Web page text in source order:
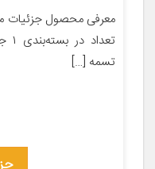
تسمه […]